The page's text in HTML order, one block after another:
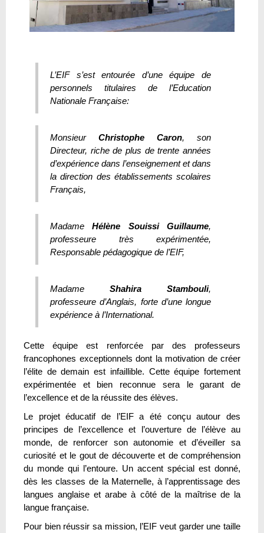
L’EIF s’est entourée d’une équipe de
personnels titulaires de l’Education
Nationale Française:
Monsieur Christophe Caron, son
Directeur, riche de plus de trente années
d’expérience dans l’enseignement et dans
la direction des établissements scolaires
Français,
MadameHélène Souissi Guillaume,
professeure très expérimentée,
Responsable pédagogique de l’EIF,
Madame Shahira Stambouli,
professeure d’Anglais, forte d’une longue
expérience à l’International.
Cette équipe est renforcée par des professeurs
francophones exceptionnels dont la motivation de créer
l’élite de demain est infaillible. Cette équipe fortement
expérimentée et bien reconnue sera le garant de
l’excellence et de la réussite des élèves.
Le projet éducatif de l’EIF a été conçu autour des
principes de l’excellence et l’ouverture de l’élève au
monde, de renforcer son autonomie et d’éveiller sa
curiosité et le gout de découverte et de compréhension
du monde qui l’entoure. Un accent spécial est donné,
dès les classes de la Maternelle, à l’apprentissage des
langues anglaise et arabe à côté de la maîtrise de la
langue française.
Pour bien réussir sa mission, l’EIF veut garder une taille